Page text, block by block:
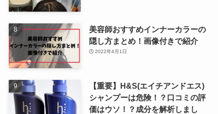
美容師おすすめインナーカラーの
隠し方まとめ！画像付きで紹介
2022年4月1日
【重要】H&S(エイチアンドエス)
シャンプーは危険！？口コミの評
価はウソ！？成分を解析しまし